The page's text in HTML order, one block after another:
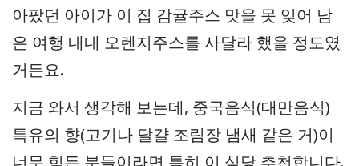
아팠던 아이가 이 집 감귤주스 맛을 못 잊어 남
은 여행 내내 오렌지주스를 사달라 했을 정도였
거든요.
지금 와서 생각해 보는데, 중국음식(대만음식)
특유의 향(고기나 달걀 조림장 냄새 같은 거)이